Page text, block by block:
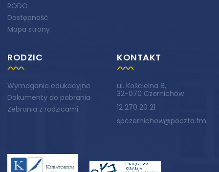
RODO
Dostępność
Mapa strony
RODZIC
Wymagania edukacyjne
Dokumenty do pobrania
Zebrania z rodzicami
KONTAKT
ul. Kościelna 8,
32-070 Czernichów
12 270 20 21
spczernichow@poczta.fm